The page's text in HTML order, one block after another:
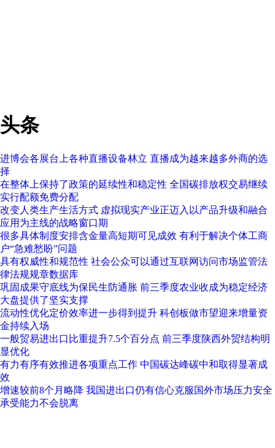
头条
进博会各展台上各种直播设备林立 直播成为越来越多外商的选
择
在整体上保持了政策的延续性和稳定性 全国碳排放权交易继续
实行配额免费分配
改变人类生产生活方式 虚拟现实产业正迈入以产品升级和融合
应用为主线的战略窗口期
很多具体制度安排含金量高短期可见成效 有利于解决个体工商
户“急难愁盼”问题
具有权威性和规范性 社会公众可以通过互联网访问市场监管法
律法规规章数据库
巩固成果守底线为保民生防通胀 前三季度农业收成为稳定经济
大盘提供了坚实支撑
流动性优化定价效率进一步得到提升 科创板做市望迎来增量资
金持续入场
一般贸易进出口比重提升7.5个百分点 前三季度陕西外贸结构明
显优化
有力有序有效推进各项重点工作 中国碳达峰碳中和取得显著成
效
增速较前8个月略降 我国进出口仍有信心克服国外市场压力安全
承受能力不会脱离